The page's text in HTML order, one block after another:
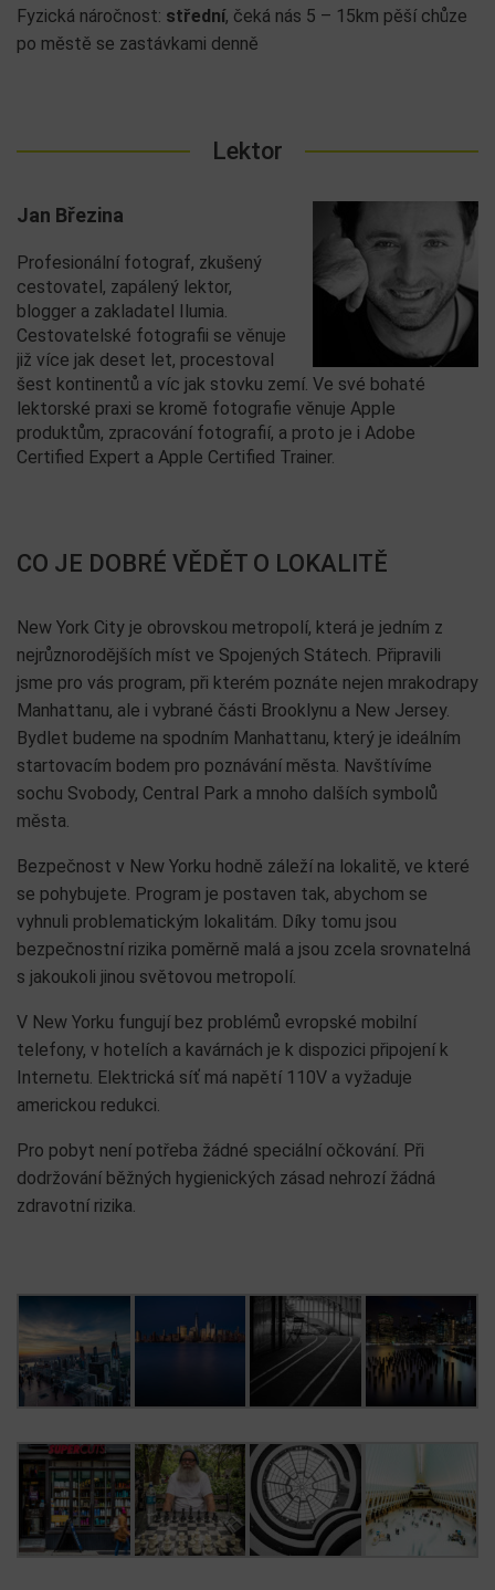
Fyzická náročnost: střední, čeká nás 5 – 15km pěší chůze
po městě se zastávkami denně
Lektor
Jan Březina
Profesionální fotograf, zkušený
cestovatel, zapálený lektor,
blogger a zakladatel Ilumia.
Cestovatelské fotografii se věnuje
již více jak deset let, procestoval
šest kontinentů a víc jak stovku zemí. Ve své bohaté
lektorské praxi se kromě fotografie věnuje Apple
produktům, zpracování fotografií, a proto je i Adobe
Certified Expert a Apple Certified Trainer.
CO JE DOBRÉ VĚDĚT O LOKALITĚ
New York City je obrovskou metropolí, která je jedním z
nejrůznorodějších míst ve Spojených Státech. Připravili
jsme pro vás program, při kterém poznáte nejen mrakodrapy
Manhattanu, ale i vybrané části Brooklynu a New Jersey.
Bydlet budeme na spodním Manhattanu, který je ideálním
startovacím bodem pro poznávání města. Navštívíme
sochu Svobody, Central Park a mnoho dalších symbolů
města.
Bezpečnost v New Yorku hodně záleží na lokalitě, ve které
se pohybujete. Program je postaven tak, abychom se
vyhnuli problematickým lokalitám. Díky tomu jsou
bezpečnostní rizika poměrně malá a jsou zcela srovnatelná
s jakoukoli jinou světovou metropolí.
V New Yorku fungují bez problémů evropské mobilní
telefony, v hotelích a kavárnách je k dispozici připojení k
Internetu. Elektrická síť má napětí 110V a vyžaduje
americkou redukci.
Pro pobyt není potřeba žádné speciální očkování. Při
dodržování běžných hygienických zásad nehrozí žádná
zdravotní rizika.